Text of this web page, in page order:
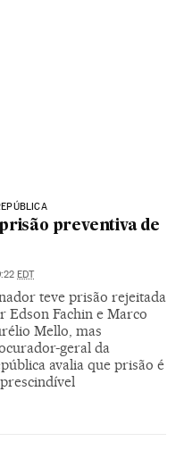
preventiva de
EDT
teve prisão rejeitada
Edson Fachin e Marco
Mello, mas
geral da
avalia que prisão é